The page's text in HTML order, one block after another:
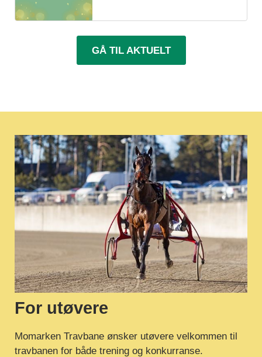
GÅ TIL AKTUELT
For utøvere
Momarken Travbane ønsker utøvere velkommen til
travbanen for både trening og konkurranse.